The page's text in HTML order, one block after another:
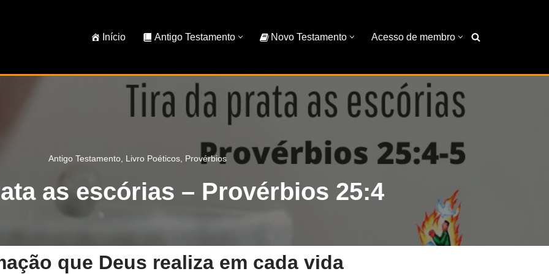
Início Antigo Testamento Novo Testamento Acesso de membro
Antigo Testamento, Livro Poéticos, Provérbios
as escórias – Provérbios 25:4
que Deus realiza em cada vida